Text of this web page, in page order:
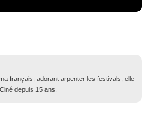
français, adorant arpenter les festivals, elle
depuis 15 ans.